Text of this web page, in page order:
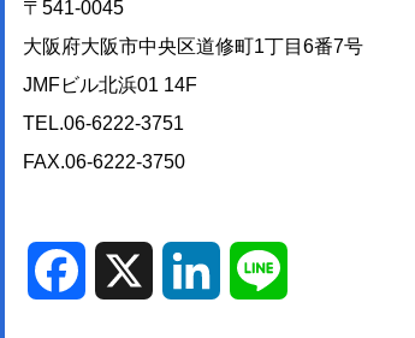
〒541-0045
大阪府大阪市中央区道修町1丁目6番7号
JMFビル北浜01 14F
TEL.06-6222-3751
FAX.06-6222-3750
Facebook LinkedIn